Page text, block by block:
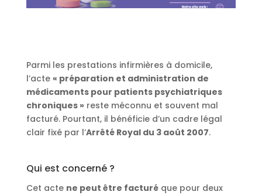
Parmi les prestations infirmières à domicile,
l’acte « préparation et administration de
médicaments pour patients psychiatriques
chroniques » reste méconnu et souvent mal
facturé. Pourtant, il bénéficie d’un cadre légal
clair fixé par l’Arrêté Royal du 3 août 2007.
Qui est concerné ?
Cet acte ne peut être facturéque pour deux